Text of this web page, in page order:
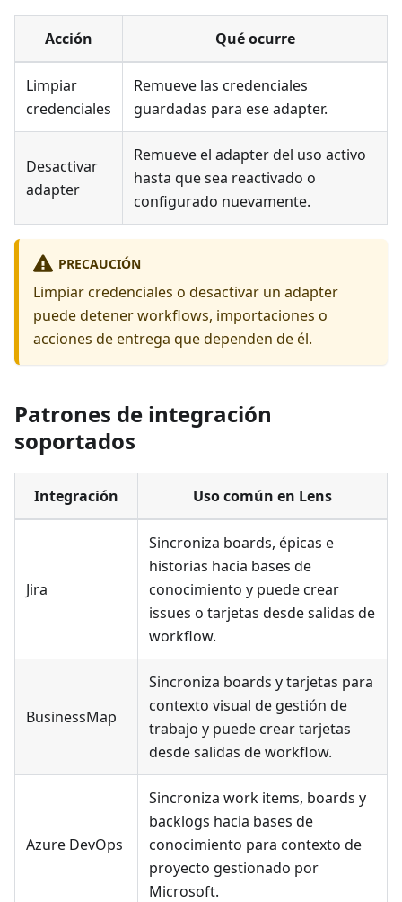
Acción Qué ocurre
Limpiar
credenciales
Remueve las credenciales
guardadas para ese adapter.
Desactivar
adapter
Remueve el adapter del uso activo
hasta que sea reactivado o
configurado nuevamente.
PRECAUCIÓN
Limpiar credenciales o desactivar un adapter
puede detener workflows, importaciones o
acciones de entrega que dependen de él.
Patrones de integración
soportados
Integración Uso común en Lens
Jira
Sincroniza boards, épicas e
historias hacia bases de
conocimiento y puede crear
issues o tarjetas desde salidas de
workflow.
BusinessMap
Sincroniza boards y tarjetas para
contexto visual de gestión de
trabajo y puede crear tarjetas
desde salidas de workflow.
Azure DevOps
Sincroniza work items, boards y
backlogs hacia bases de
conocimiento para contexto de
proyecto gestionado por
Microsoft.